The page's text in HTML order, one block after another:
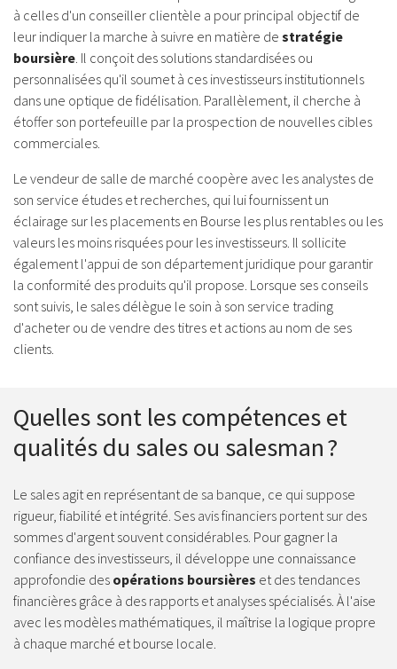
à celles d'un conseiller clientèle a pour principal objectif de
leur indiquer la marche à suivre en matière de stratégie
boursière. Il conçoit des solutions standardisées ou
personnalisées qu'il soumet à ces investisseurs institutionnels
dans une optique de fidélisation. Parallèlement, il cherche à
étoffer son portefeuille par la prospection de nouvelles cibles
commerciales.
Le vendeur de salle de marché coopère avec les analystes de
son service études et recherches, qui lui fournissent un
éclairage sur les placements en Bourse les plus rentables ou les
valeurs les moins risquées pour les investisseurs. Il sollicite
également l'appui de son département juridique pour garantir
la conformité des produits qu'il propose. Lorsque ses conseils
sont suivis, le sales délègue le soin à son service trading
d'acheter ou de vendre des titres et actions au nom de ses
clients.
Quelles sont les compétences et
qualités du sales ou salesman ?
Le sales agit en représentant de sa banque, ce qui suppose
rigueur, fiabilité et intégrité. Ses avis financiers portent sur des
sommes d'argent souvent considérables. Pour gagner la
confiance des investisseurs, il développe une connaissance
approfondie des opérations boursières et des tendances
financières grâce à des rapports et analyses spécialisés. À l'aise
avec les modèles mathématiques, il maîtrise la logique propre
à chaque marché et bourse locale.